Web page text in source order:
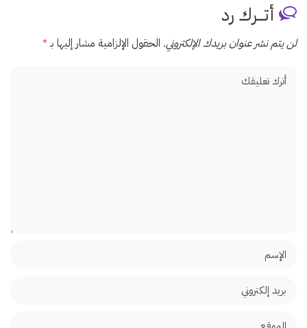
أتـــرك رد
لن يتم نشر عنوان بريدك الإلكتروني. الحقول الإلزامية مشار إليها بـ*